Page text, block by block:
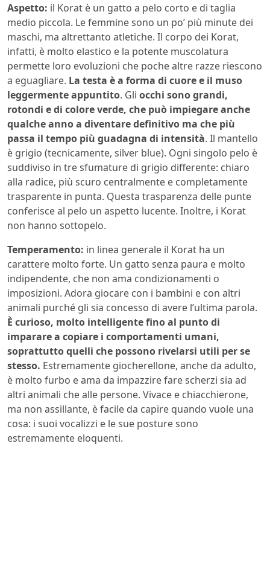
Aspetto: il Korat è un gatto a pelo corto e di taglia
medio piccola. Le femmine sono un po’ più minute dei
maschi, ma altrettanto atletiche. Il corpo dei Korat,
infatti, è molto elastico e la potente muscolatura
permette loro evoluzioni che poche altre razze riescono
a eguagliare. La testa è a forma di cuore e il muso
leggermente appuntito. Gli occhi sono grandi,
rotondi e di colore verde, che può impiegare anche
qualche anno a diventare definitivo ma che più
passa il tempo più guadagna di intensità. Il mantello
è grigio (tecnicamente, silver blue). Ogni singolo pelo è
suddiviso in tre sfumature di grigio differente: chiaro
alla radice, più scuro centralmente e completamente
trasparente in punta. Questa trasparenza delle punte
conferisce al pelo un aspetto lucente. Inoltre, i Korat
non hanno sottopelo.
Temperamento: in linea generale il Korat ha un
carattere molto forte. Un gatto senza paura e molto
indipendente, che non ama condizionamenti o
imposizioni. Adora giocare con i bambini e con altri
animali purché gli sia concesso di avere l’ultima parola.
È curioso, molto intelligente fino al punto di
imparare a copiare i comportamenti umani,
soprattutto quelli che possono rivelarsi utili per se
stesso. Estremamente giocherellone, anche da adulto,
è molto furbo e ama da impazzire fare scherzi sia ad
altri animali che alle persone. Vivace e chiacchierone,
ma non assillante, è facile da capire quando vuole una
cosa: i suoi vocalizzi e le sue posture sono
estremamente eloquenti.